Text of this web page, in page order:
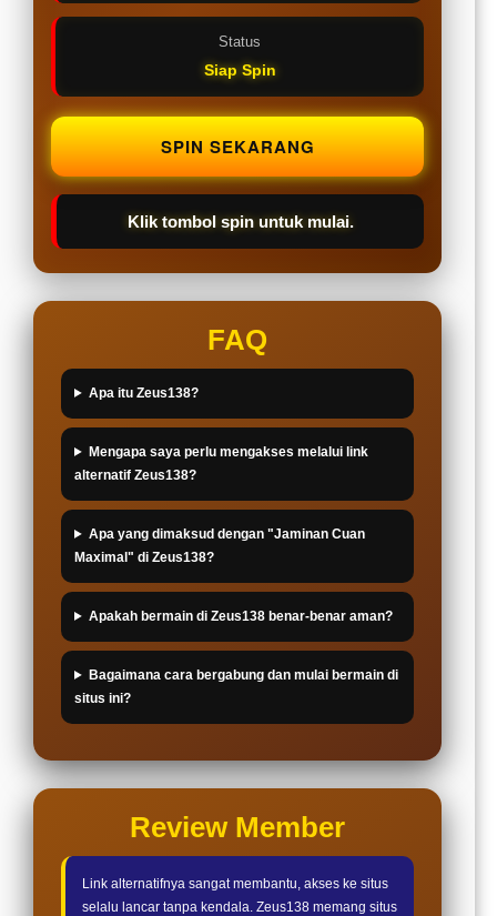
Status
Siap Spin
SPIN SEKARANG
Klik tombol spin untuk mulai.
FAQ
Apa itu Zeus138?
Mengapa saya perlu mengakses melalui link
alternatif Zeus138?
Apa yang dimaksud dengan "Jaminan Cuan
Maximal" di Zeus138?
Apakah bermain di Zeus138 benar-benar aman?
Bagaimana cara bergabung dan mulai bermain di
situs ini?
Review Member
Link alternatifnya sangat membantu, akses ke situs
selalu lancar tanpa kendala. Zeus138 memang situs